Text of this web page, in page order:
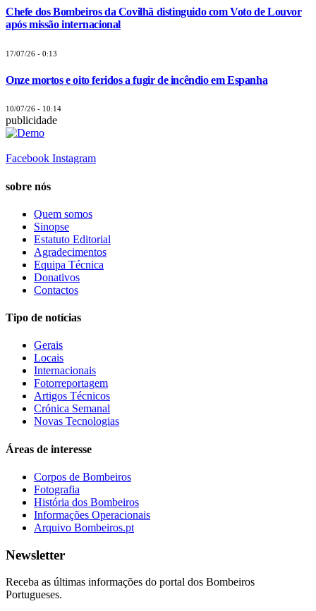
Chefe dos Bombeiros da Covilhã distinguido com Voto de Louvor
após missão internacional
17/07/26 - 0:13
Onze mortos e oito feridos a fugir de incêndio em Espanha
10/07/26 - 10:14
publicidade
Facebook Instagram
sobre nós
Quem somos
Sinopse
Estatuto Editorial
Agradecimentos
Equipa Técnica
Donativos
Contactos
Tipo de notícias
Gerais
Locais
Internacionais
Fotorreportagem
Artigos Técnicos
Crónica Semanal
Novas Tecnologias
Áreas de interesse
Corpos de Bombeiros
Fotografia
História dos Bombeiros
Informações Operacionais
Arquivo Bombeiros.pt
Newsletter
Receba as últimas informações do portal dos Bombeiros
Portugueses.